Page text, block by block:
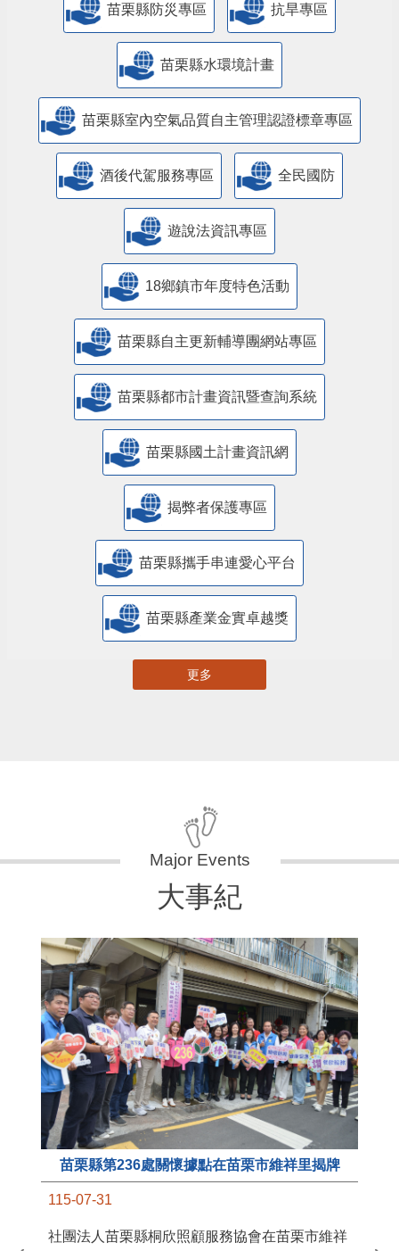
苗栗縣防災專區 抗旱專區
苗栗縣水環境計畫
苗栗縣室內空氣品質自主管理認證標章專區
酒後代駕服務專區 全民國防
遊說法資訊專區
18鄉鎮市年度特色活動
苗栗縣自主更新輔導團網站專區
苗栗縣都市計畫資訊暨查詢系統
苗栗縣國土計畫資訊網
揭弊者保護專區
苗栗縣攜手串連愛心平台
苗栗縣產業金實卓越獎
更多
大事紀
苗栗縣第236處關懷據點在苗栗市維祥里揭牌
115-07-31
社團法人苗栗縣桐欣照顧服務協會在苗栗市維祥